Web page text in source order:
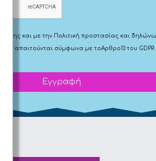
και με την Πολιτική προστασίας και
που απαιτούνται σύμφωνα με τοΑρθρο13 του GDPR.
Εγγραφή